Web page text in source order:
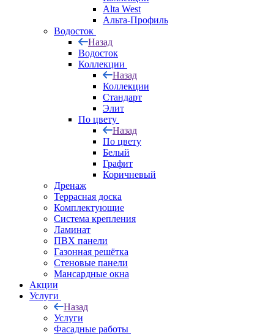
Alta West
Альта-Профиль
Водосток
Назад
Водосток
Коллекции
Назад
Коллекции
Стандарт
Элит
По цвету
Назад
По цвету
Белый
Графит
Коричневый
Дренаж
Террасная доска
Комплектующие
Система крепления
Ламинат
ПВХ панели
Газонная решётка
Стеновые панели
Мансардные окна
Акции
Услуги
Назад
Услуги
Фасадные работы